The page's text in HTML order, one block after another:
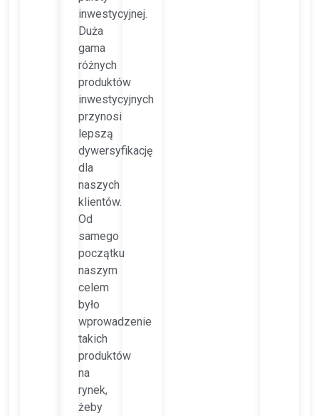
inwestycyjnej.
Duża
gama
różnych
produktów
inwestycyjnych
przynosi
lepszą
dywersyfikację
dla
naszych
klientów.
Od
samego
początku
naszym
celem
było
wprowadzenie
takich
produktów
na
rynek,
żeby